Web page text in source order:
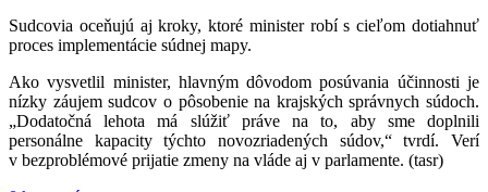
Sudcovia oceňujú aj kroky, ktoré minister robí s cieľom dotiahnuť
proces implementácie súdnej mapy.
Ako vysvetlil minister, hlavným dôvodom posúvania účinnosti je
nízky záujem sudcov o pôsobenie na krajských správnych súdoch.
„Dodatočná lehota má slúžiť práve na to, aby sme doplnili
personálne kapacity týchto novozriadených súdov,“ tvrdí. Verí
v bezproblémové prijatie zmeny na vláde aj v parlamente. (tasr)